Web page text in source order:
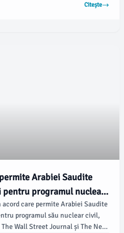
Firepower”, va transforma
Citește
Arabiei Saudite
programul nuclear
civil
acord care permite Arabiei Saudite
programul său nuclear civil,
Wall Street Journal și The New